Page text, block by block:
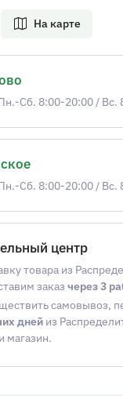
На карте
Сб. 8:00-20:00 / Вс.
Сб. 8:00-20:00 / Вс.
центр
товара из
заказ через 3
самовывоз,
дней из
магазин.